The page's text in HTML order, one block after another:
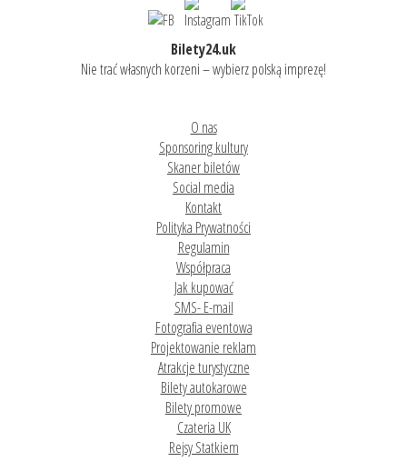
Bilety24.uk
Nie trać własnych korzeni – wybierz polską imprezę!
O nas
Sponsoring kultury
Skaner biletów
Social media
Kontakt
Polityka Prywatności
Regulamin
Współpraca
Jak kupować
SMS- E-mail
Fotografia eventowa
Projektowanie reklam
Atrakcje turystyczne
Bilety autokarowe
Bilety promowe
Czateria UK
Rejsy Statkiem